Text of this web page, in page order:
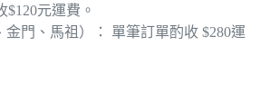
元運費。
門、馬祖）： 單筆訂單酌收 $280運